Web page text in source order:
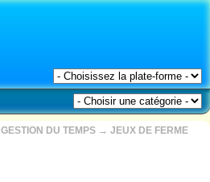
GESTION DU TEMPS → JEUX DE FERME